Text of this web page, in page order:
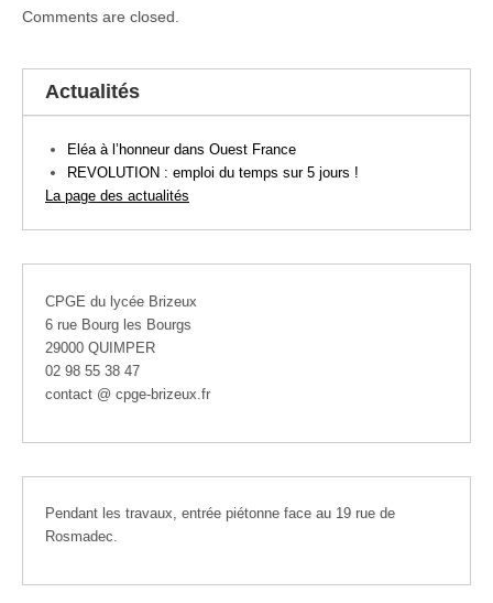
Comments are closed.
Actualités
Eléa à l’honneur dans Ouest France
REVOLUTION : emploi du temps sur 5 jours !
La page des actualités
CPGE du lycée Brizeux
6 rue Bourg les Bourgs
29000 QUIMPER
02 98 55 38 47
contact @ cpge-brizeux.fr
Pendant les travaux, entrée piétonne face au 19 rue de
Rosmadec.